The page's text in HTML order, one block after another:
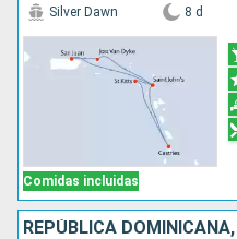
Comidas incluidas
Silver Dawn 8 d